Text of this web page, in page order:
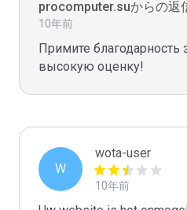
procomputer.suからの返
10年前
Примите благодарность
высокую оценку!
W
wota-user
10年前